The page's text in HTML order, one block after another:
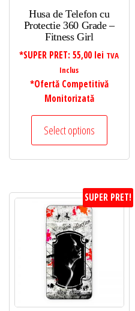
Husa de Telefon cu
Protectie 360 Grade –
Fitness Girl
*SUPER PRET:55,00 lei TVA
Inclus
*Ofertă Competitivă
Monitorizată
Select options
SUPER PRET!